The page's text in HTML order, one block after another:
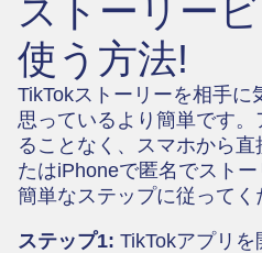
ストーリー
使う方法!
TikTokストーリーを相手に
思っているより簡単です
ることなく、スマホから
たはiPhoneで匿名でスト
簡単なステップに従ってく
ステップ1: TikTokアプリ